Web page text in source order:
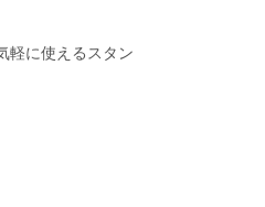
軽に使えるスタン